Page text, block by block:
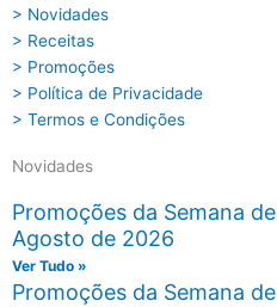
> Novidades
> Receitas
> Promoções
> Política de Privacidade
> Termos e Condições
Novidades
Promoções da Semana
Agosto de 2026
Ver Tudo »
Promoções da Semana